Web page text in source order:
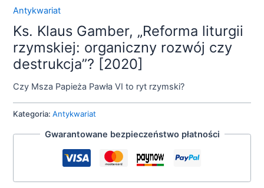
Antykwariat
Ks. Klaus Gamber, „Reforma liturgii
rzymskiej: organiczny rozwój czy
destrukcja”? [2020]
Czy Msza Papieża Pawła VI to ryt rzymski?
Kategoria:Antykwariat
Gwarantowane bezpieczeństwo płatności